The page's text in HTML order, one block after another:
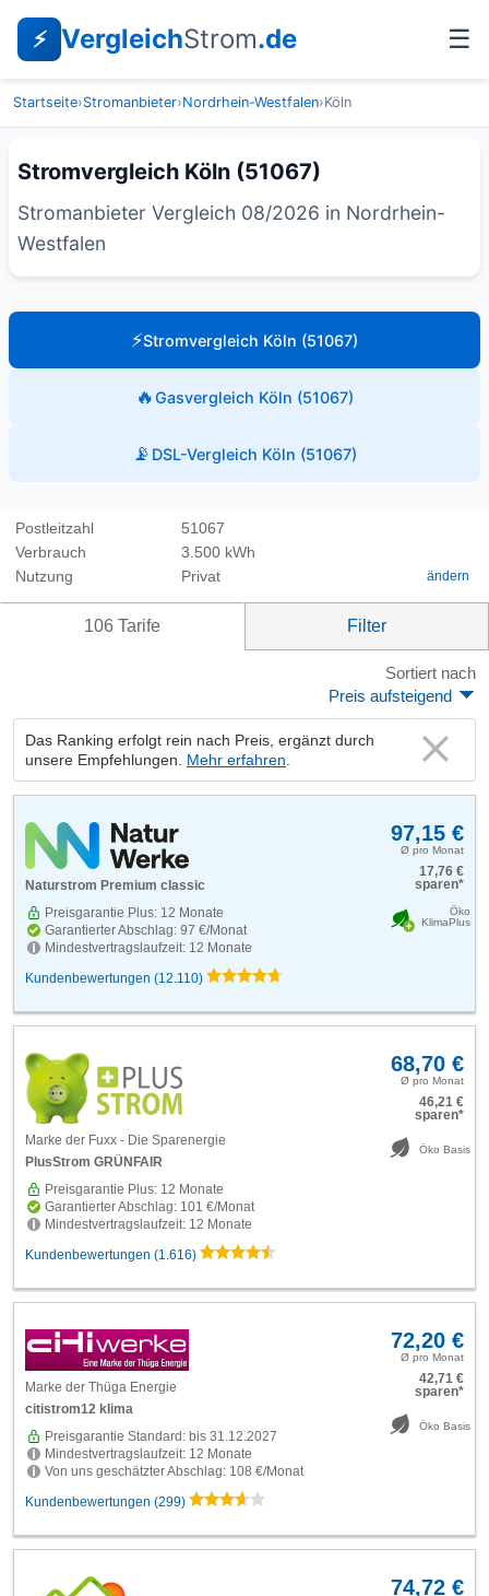
⚡ VergleichStrom.de ☰
Startseite›Stromanbieter›Nordrhein-Westfalen›Köln
Stromvergleich Köln (51067)
Stromanbieter Vergleich 08/2026 in Nordrhein-
Westfalen
⚡Stromvergleich Köln (51067)
🔥Gasvergleich Köln (51067)
📡 DSL-Vergleich Köln (51067)